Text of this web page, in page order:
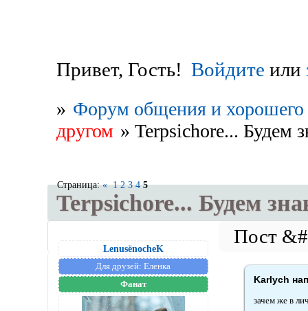
Привет, Гость! Войдите или
» Форум общения и хорошего
другом » Terpsichore... Будем
Terpsichore... Будем
Страница:« 1 2 3 4 5
LenusёnocheK
Для друзей: Еленка
Фанат
Karlych
зачем же в